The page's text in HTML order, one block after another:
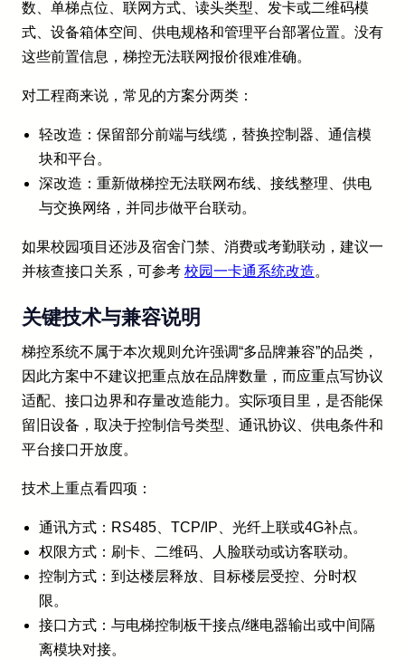
数、单梯点位、联网方式、读头类型、发卡或二维码模
式、设备箱体空间、供电规格和管理平台部署位置。没有
这些前置信息，梯控无法联网报价很难准确。
对工程商来说，常见的方案分两类：
轻改造：保留部分前端与线缆，替换控制器、通信模
块和平台。
深改造：重新做梯控无法联网布线、接线整理、供电
与交换网络，并同步做平台联动。
如果校园项目还涉及宿舍门禁、消费或考勤联动，建议一
并核查接口关系，可参考 校园一卡通系统改造。
关键技术与兼容说明
梯控系统不属于本次规则允许强调“多品牌兼容”的品类，
因此方案中不建议把重点放在品牌数量，而应重点写协议
适配、接口边界和存量改造能力。实际项目里，是否能保
留旧设备，取决于控制信号类型、通讯协议、供电条件和
平台接口开放度。
技术上重点看四项：
通讯方式：RS485、TCP/IP、光纤上联或4G补点。
权限方式：刷卡、二维码、人脸联动或访客联动。
控制方式：到达楼层释放、目标楼层受控、分时权
限。
接口方式：与电梯控制板干接点/继电器输出或中间隔
离模块对接。